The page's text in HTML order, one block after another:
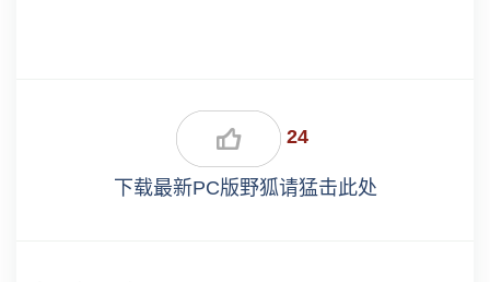
24
下载最新PC版野狐请猛击此处